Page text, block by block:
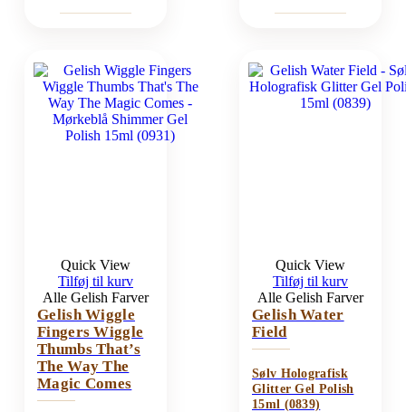
Quick View
Tilføj til kurv
Alle Gelish Farver
Gelish Wiggle
Fingers Wiggle
Thumbs That’s
The Way The
Magic Comes
Quick View
Tilføj til kurv
Alle Gelish Farver
Gelish Water
Field
Sølv Holografisk
Glitter Gel Polish
15ml (0839)